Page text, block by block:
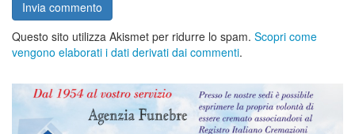
Questo sito utilizza Akismet per ridurre lo spam. Scopri come
vengono elaborati i dati derivati dai commenti.